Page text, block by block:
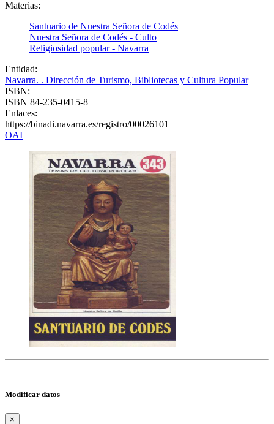
Materias:
Santuario de Nuestra Señora de Codés
Nuestra Señora de Codés - Culto
Religiosidad popular - Navarra
Entidad:
Navarra. . Dirección de Turismo, Bibliotecas y Cultura Popular
ISBN:
ISBN 84-235-0415-8
Enlaces:
https://binadi.navarra.es/registro/00026101
OAI
Modificar datos
×